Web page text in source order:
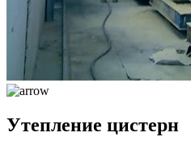
Утепление цистерн